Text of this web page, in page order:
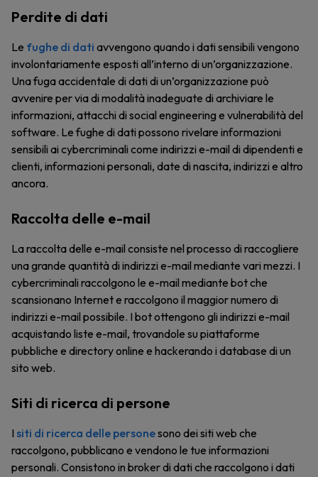
Perdite di dati
Le fughe di dati avvengono quando i dati sensibili vengono
involontariamente esposti all’interno di un’organizzazione.
Una fuga accidentale di dati di un’organizzazione può
avvenire per via di modalità inadeguate di archiviare le
informazioni, attacchi di social engineering e vulnerabilità del
software. Le fughe di dati possono rivelare informazioni
sensibili ai cybercriminali come indirizzi e-mail di dipendenti e
clienti, informazioni personali, date di nascita, indirizzi e altro
ancora.
Raccolta delle e-mail
La raccolta delle e-mail consiste nel processo di raccogliere
una grande quantità di indirizzi e-mail mediante vari mezzi. I
cybercriminali raccolgono le e-mail mediante bot che
scansionano Internet e raccolgono il maggior numero di
indirizzi e-mail possibile. I bot ottengono gli indirizzi e-mail
acquistando liste e-mail, trovandole su piattaforme
pubbliche e directory online e hackerando i database di un
sito web.
Siti di ricerca di persone
I siti di ricerca delle personesono dei siti web che
raccolgono, pubblicano e vendono le tue informazioni
personali. Consistono in broker di dati che raccolgono i dati